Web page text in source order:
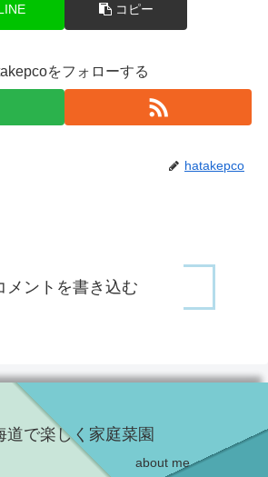
コピー
をフォローする
hatakepco
メントを書き込む
道で楽しく家庭菜園
about me